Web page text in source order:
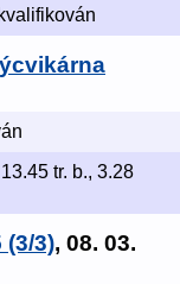
tr. b., 3.28
(3/3), 08. 03.